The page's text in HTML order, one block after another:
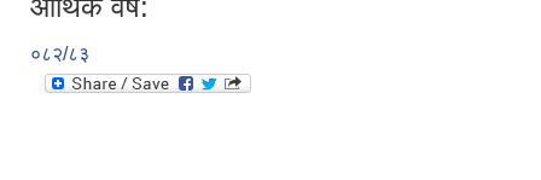
आर्थिक वर्ष:
०८२/८३